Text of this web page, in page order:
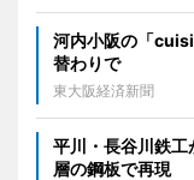
河内小阪の「
替わりで
東大阪経済新聞
平川・長谷川鉄
層の鋼板で再現